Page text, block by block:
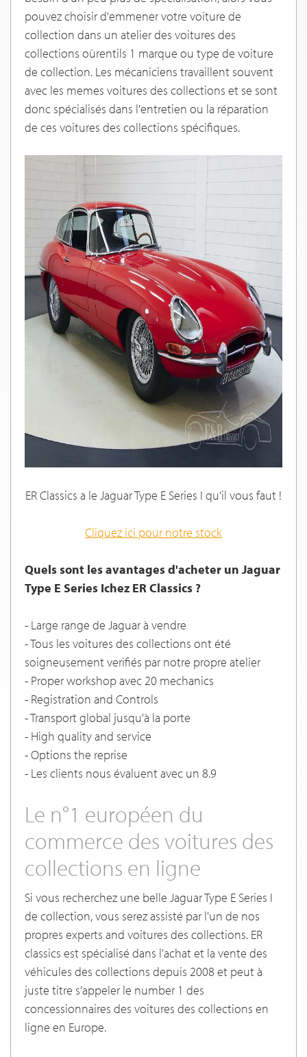
pouvez choisir d'emmener votre voiture de
collection dans un atelier des voitures des
collections oùrentils 1 marque ou type de voiture
de collection. Les mécaniciens travaillent souvent
avec les memes voitures des collections et se sont
donc spécialisés dans l'entretien ou la réparation
de ces voitures des collections spécifiques.
ER Classics a le Jaguar Type E Series I qu'il vous faut !
Cliquez ici pour notre stock
Quels sont les avantages d'acheter un Jaguar
Type E Series Ichez ER Classics ?
- Large range de Jaguar à vendre
- Tous les voitures des collections ont été
soigneusement verifiés par notre propre atelier
- Proper workshop avec 20 mechanics
- Registration and Controls
- Transport global jusqu'à la porte
- High quality and service
- Options the reprise
- Les clients nous évaluent avec un 8.9
Le n°1 européen du
commerce des voitures des
collections en ligne
Si vous recherchez une belle Jaguar Type E Series I
de collection, vous serez assisté par l'un de nos
propres experts and voitures des collections. ER
classics est spécialisé dans l'achat et la vente des
véhicules des collections depuis 2008 et peut à
juste titre s'appeler le number 1 des
concessionnaires des voitures des collections en
ligne en Europe.